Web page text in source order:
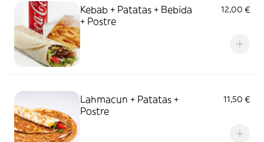
Kebab + Patatas + Bebida
+ Postre
12,00 €
Lahmacun + Patatas +
Postre
11,50 €